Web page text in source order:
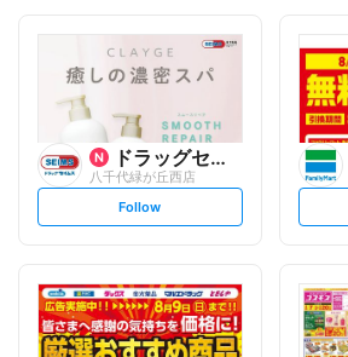
l
o
ドラッグセイムス
八千代緑が丘西店
s
l
o
w
Follow